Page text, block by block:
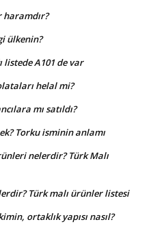
ülkenin?
listede A101 de var
helal mi?
mı satıldı?
Torku isminin anlamı
nelerdir? Türk Malı
Türk malı ürünler listesi
ortaklık yapısı nasıl?